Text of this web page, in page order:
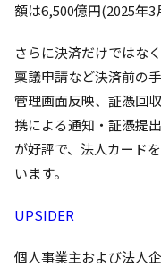
額は6,500億円(2025年3
さらに決済だけではな
稟議申請など決済前の
管理画面反映、証憑回
携による通知・証憑提
が好評で、法人カード
います。
UPSIDER
個人事業主および法人